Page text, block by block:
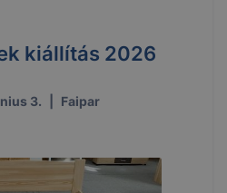
kiállítás 2026
3. Faipar